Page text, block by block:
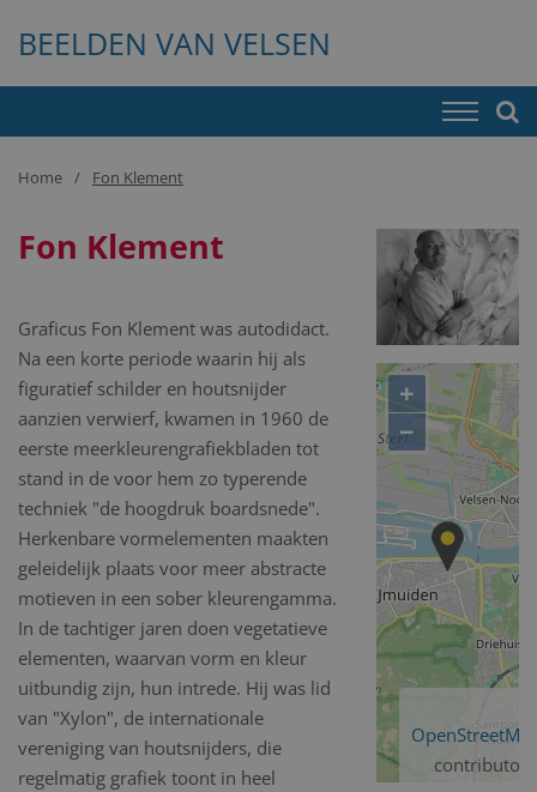
BEELDEN VAN VELSEN
Home Fon Klement
Fon Klement
Graficus Fon Klement was autodidact.
Na een korte periode waarin hij als
figuratief schilder en houtsnijder
aanzien verwierf, kwamen in 1960 de
eerste meerkleurengrafiekbladen tot
stand in de voor hem zo typerende
techniek "de hoogdruk boardsnede".
Herkenbare vormelementen maakten
geleidelijk plaats voor meer abstracte
motieven in een sober kleurengamma.
In de tachtiger jaren doen vegetatieve
elementen, waarvan vorm en kleur
uitbundig zijn, hun intrede. Hij was lid
van "Xylon", de internationale
vereniging van houtsnijders, die
regelmatig grafiek toont in heel
+
−